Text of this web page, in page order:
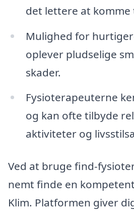
det lettere at komme
Mulighed for
oplever pludselige
skader.
Fysioterapeuterne
og kan ofte tilbyde
aktiviteter og
Ved at bruge find-
nemt finde en
Klim. Platformen giver